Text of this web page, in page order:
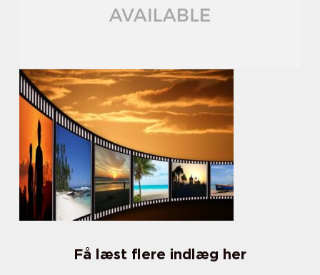
Få læst flere indlæg her